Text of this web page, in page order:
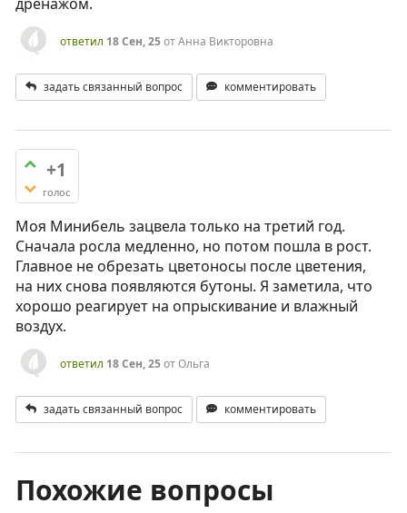
ответил 18 Сен, 25отАнна Викторовна
задать связанный вопрос комментировать
+1
голос
Моя Минибель зацвела только на третий год.
Сначала росла медленно, но потом пошла в рост.
Главное не обрезать цветоносы после цветения,
на них снова появляются бутоны. Я заметила, что
хорошо реагирует на опрыскивание и влажный
воздух.
ответил 18 Сен, 25отОльга
задать связанный вопрос комментировать
Похожие вопросы